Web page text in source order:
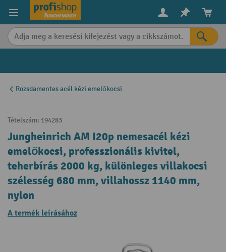
content
Rozsdamentes acél kézi emelőkocsi
Tételszám: 194283
Jungheinrich AM I20p nemesacél kézi
emelőkocsi, professzionális kivitel,
teherbírás 2000 kg, különleges villakocsi
szélesség 680 mm, villahossz 1140 mm,
nylon
A termék leírásához